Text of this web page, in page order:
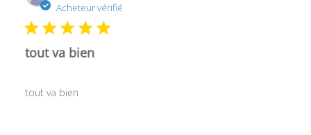
Acheteur vérifié
tout va bien
tout va bien